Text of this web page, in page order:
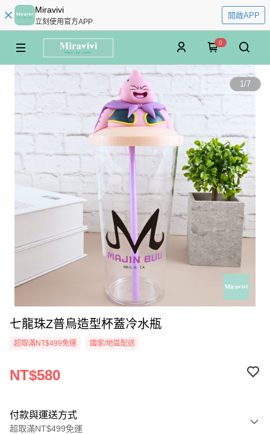
Miravivi
立刻使用官方APP
開啟APP
0
1/7
七龍珠Z普烏造型杯蓋冷水瓶
超取滿NT$499免運 國家/地區配送
NT$580
付款與運送方式
超取滿NT$499免運